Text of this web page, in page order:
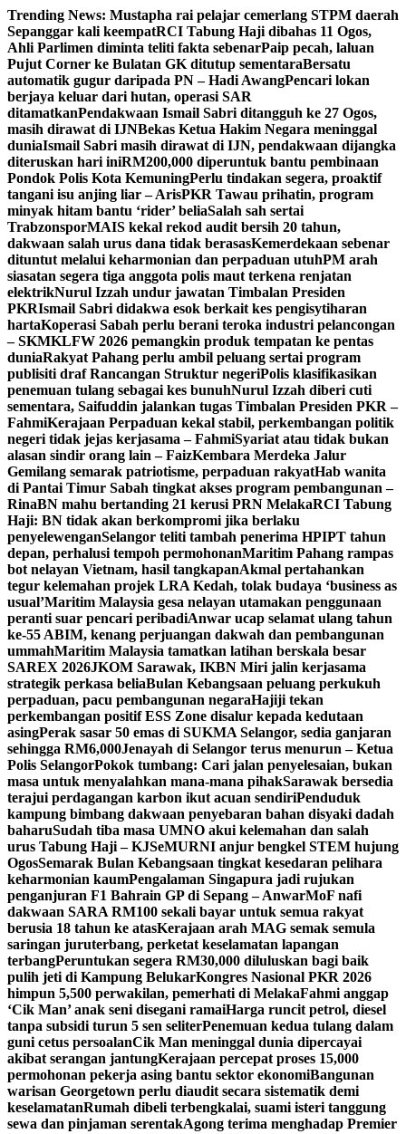
Skip
to
content
Trending News: Mustapha rai pelajar cemerlang STPM daerah
Sepanggar kali keempatRCI Tabung Haji dibahas 11 Ogos,
Ahli Parlimen diminta teliti fakta sebenarPaip pecah, laluan
Pujut Corner ke Bulatan GK ditutup sementaraBersatu
automatik gugur daripada PN – Hadi AwangPencari lokan
berjaya keluar dari hutan, operasi SAR
ditamatkanPendakwaan Ismail Sabri ditangguh ke 27 Ogos,
masih dirawat di IJNBekas Ketua Hakim Negara meninggal
duniaIsmail Sabri masih dirawat di IJN, pendakwaan dijangka
diteruskan hari iniRM200,000 diperuntuk bantu pembinaan
Pondok Polis Kota KemuningPerlu tindakan segera, proaktif
tangani isu anjing liar – ArisPKR Tawau prihatin, program
minyak hitam bantu ‘rider’ beliaSalah sah sertai
TrabzonsporMAIS kekal rekod audit bersih 20 tahun,
dakwaan salah urus dana tidak berasasKemerdekaan sebenar
dituntut melalui keharmonian dan perpaduan utuhPM arah
siasatan segera tiga anggota polis maut terkena renjatan
elektrikNurul Izzah undur jawatan Timbalan Presiden
PKRIsmail Sabri didakwa esok berkait kes pengisytiharan
hartaKoperasi Sabah perlu berani teroka industri pelancongan
– SKMKLFW 2026 pemangkin produk tempatan ke pentas
duniaRakyat Pahang perlu ambil peluang sertai program
publisiti draf Rancangan Struktur negeriPolis klasifikasikan
penemuan tulang sebagai kes bunuhNurul Izzah diberi cuti
sementara, Saifuddin jalankan tugas Timbalan Presiden PKR –
FahmiKerajaan Perpaduan kekal stabil, perkembangan politik
negeri tidak jejas kerjasama – FahmiSyariat atau tidak bukan
alasan sindir orang lain – FaizKembara Merdeka Jalur
Gemilang semarak patriotisme, perpaduan rakyatHab wanita
di Pantai Timur Sabah tingkat akses program pembangunan –
RinaBN mahu bertanding 21 kerusi PRN MelakaRCI Tabung
Haji: BN tidak akan berkompromi jika berlaku
penyelewenganSelangor teliti tambah penerima HPIPT tahun
depan, perhalusi tempoh permohonanMaritim Pahang rampas
bot nelayan Vietnam, hasil tangkapanAkmal pertahankan
tegur kelemahan projek LRA Kedah, tolak budaya ‘business as
usual’Maritim Malaysia gesa nelayan utamakan penggunaan
peranti suar pencari peribadiAnwar ucap selamat ulang tahun
ke-55 ABIM, kenang perjuangan dakwah dan pembangunan
ummahMaritim Malaysia tamatkan latihan berskala besar
SAREX 2026JKOM Sarawak, IKBN Miri jalin kerjasama
strategik perkasa beliaBulan Kebangsaan peluang perkukuh
perpaduan, pacu pembangunan negaraHajiji tekan
perkembangan positif ESS Zone disalur kepada kedutaan
asingPerak sasar 50 emas di SUKMA Selangor, sedia ganjaran
sehingga RM6,000Jenayah di Selangor terus menurun – Ketua
Polis SelangorPokok tumbang: Cari jalan penyelesaian, bukan
masa untuk menyalahkan mana-mana pihakSarawak bersedia
terajui perdagangan karbon ikut acuan sendiriPenduduk
kampung bimbang dakwaan penyebaran bahan disyaki dadah
baharuSudah tiba masa UMNO akui kelemahan dan salah
urus Tabung Haji – KJSeMURNI anjur bengkel STEM hujung
OgosSemarak Bulan Kebangsaan tingkat kesedaran pelihara
keharmonian kaumPengalaman Singapura jadi rujukan
penganjuran F1 Bahrain GP di Sepang – AnwarMoF nafi
dakwaan SARA RM100 sekali bayar untuk semua rakyat
berusia 18 tahun ke atasKerajaan arah MAG semak semula
saringan juruterbang, perketat keselamatan lapangan
terbangPeruntukan segera RM30,000 diluluskan bagi baik
pulih jeti di Kampung BelukarKongres Nasional PKR 2026
himpun 5,500 perwakilan, pemerhati di MelakaFahmi anggap
‘Cik Man’ anak seni disegani ramaiHarga runcit petrol, diesel
tanpa subsidi turun 5 sen seliterPenemuan kedua tulang dalam
guni cetus persoalanCik Man meninggal dunia dipercayai
akibat serangan jantungKerajaan percepat proses 15,000
permohonan pekerja asing bantu sektor ekonomiBangunan
warisan Georgetown perlu diaudit secara sistematik demi
keselamatanRumah dibeli terbengkalai, suami isteri tanggung
sewa dan pinjaman serentakAgong terima menghadap Premier